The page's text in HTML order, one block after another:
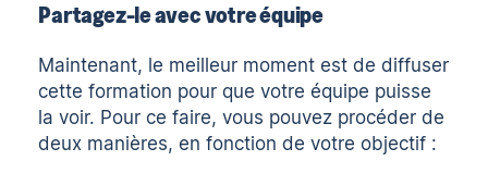
Partagez-le avec votre équipe
Maintenant, le meilleur moment est de diffuser
cette formation pour que votre équipe puisse
la voir. Pour ce faire, vous pouvez procéder de
deux manières, en fonction de votre objectif :